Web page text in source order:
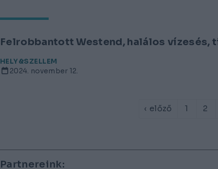
Felrobbantott Westend, halálos
HELY&SZELLEM
2024. november 12.
‹ előző 1 2
Lábléc
Partnereink: